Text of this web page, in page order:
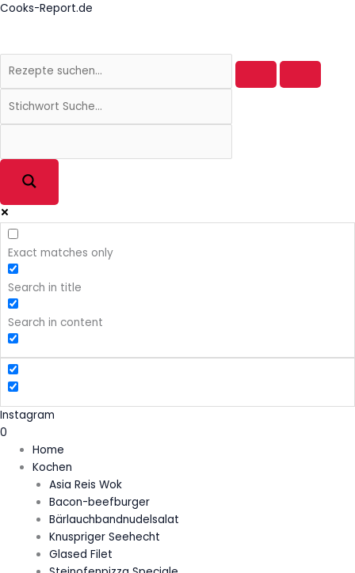
Zum
Cooks-Report.de
Exact matches only
Search in title
Search in content
Instagram
0
Home
Kochen
Asia Reis Wok
Bacon-beefburger
Bärlauchbandnudelsalat
Knuspriger Seehecht
Glased Filet